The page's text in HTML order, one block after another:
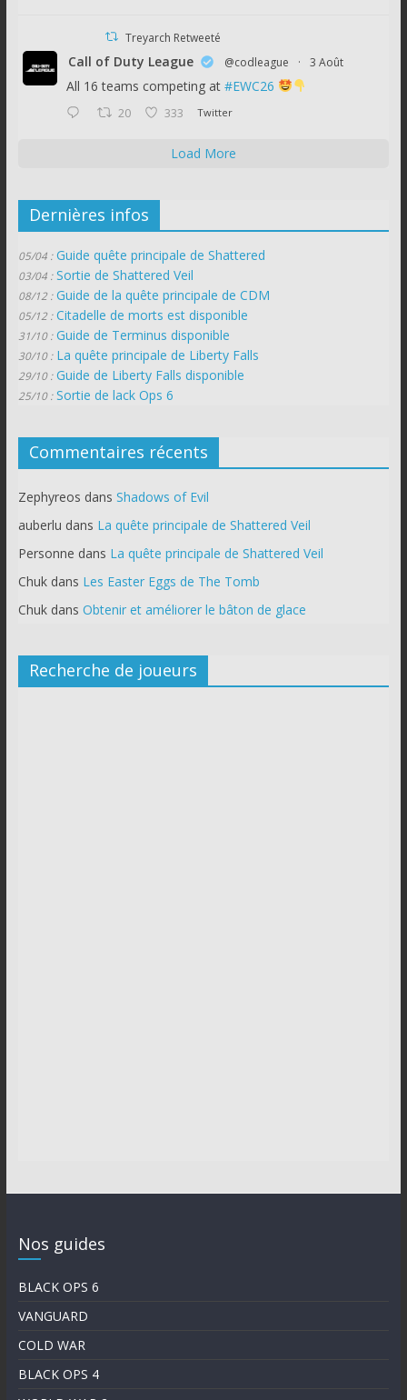
Treyarch Retweeté
Call of Duty League @codleague · 3 Août
All 16 teams competing at #EWC26
20 333 Twitter
Load More
Dernières infos
05/04 : Guide quête principale de Shattered
03/04 : Sortie de Shattered Veil
08/12 : Guide de la quête principale de CDM
05/12 : Citadelle de morts est disponible
31/10 : Guide de Terminus disponible
30/10 : La quête principale de Liberty Falls
29/10 : Guide de Liberty Falls disponible
25/10 : Sortie de lack Ops 6
Commentaires récents
Zephyreos dans Shadows of Evil
auberlu dans La quête principale de Shattered Veil
Personne dans La quête principale de Shattered Veil
Chukdans Les Easter Eggs de The Tomb
Chukdans Obtenir et améliorer le bâton de glace
Recherche de joueurs
Nos guides
BLACK OPS 6
VANGUARD
COLD WAR
BLACK OPS 4